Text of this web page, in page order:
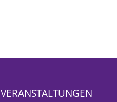
VERANSTALTUNGEN